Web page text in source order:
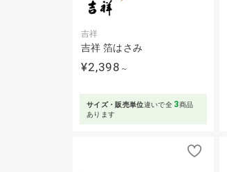
吉祥
吉祥 箔はさみ
¥2,398 ～
サイズ・販売単位違いで全 3商品
あります